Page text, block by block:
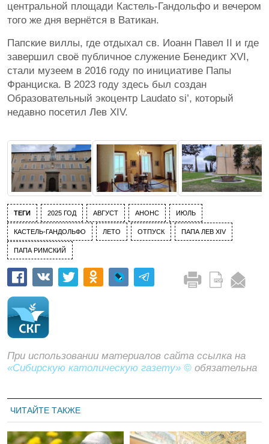
центральной площади Кастель-Гандольфо и вечером
того же дня вернётся в Ватикан.
Папские виллы, где отдыхал св. Иоанн Павел II и где
завершил своё публичное служение Бенедикт XVI,
стали музеем в 2016 году по инициативе Папы
Франциска. В 2023 году здесь был создан
Образовательный экоцентр Laudato si’, который
недавно посетил Лев XIV.
ТЕГИ 2025 ГОД АВГУСТ АНОНС ИЮЛЬ
КАСТЕЛЬ-ГАНДОЛЬФО ЛЕТО ОТПУСК ПАПА ЛЕВ XIV
ПАПА РИМСКИЙ
При использовании материалов сайта ссылка на
«Сибирскую католическую газету» © обязательна
ЧИТАЙТЕ ТАКЖЕ